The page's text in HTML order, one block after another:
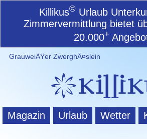
Killikus© Urlaub
Zimmervermittlung bietet
20.000+
GrauweiÃŸer ZwerghÃ¤slein
Magazin Urlaub Wetter